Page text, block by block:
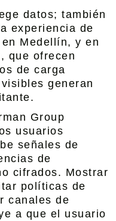
datos; también
experiencia de
Medellín, y en
que ofrecen
de carga
generan
Group
usuarios
señales de
de
cifrados. Mostrar
políticas de
canales de
a que el usuario